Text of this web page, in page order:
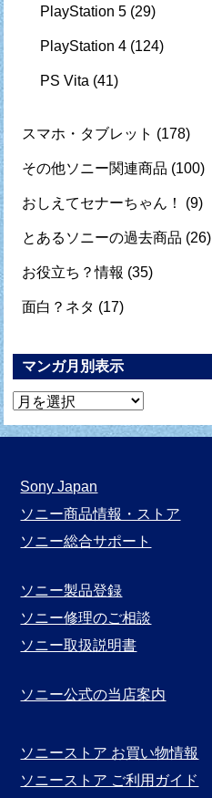
PlayStation 5 (29)
PlayStation 4 (124)
PS Vita (41)
スマホ・タブレット (178)
その他ソニー関連商品 (100)
おしえてセナーちゃん！ (9)
とあるソニーの過去商品 (26)
お役立ち？情報 (35)
面白？ネタ (17)
マンガ月別表示
マ
ン
月
別
表
Sony Japan
ソニー商品情報・ストア
ソニー総合サポート
ソニー製品登録
ソニー修理のご相談
ソニー取扱説明書
ソニー公式の当店案内
ソニーストア お買い物情報
ソニーストア ご利用ガイド